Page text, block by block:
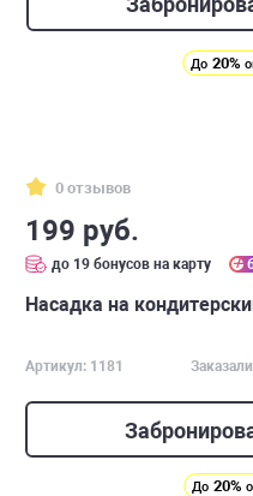
До 20%
0 отзывов
199 руб.
до 19 бонусов на карту
Насадка на
Артикул: 1181
До 20%